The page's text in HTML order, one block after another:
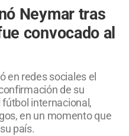
Neymar tras
convocado al
en redes sociales el
de su
internacional,
en un momento que
país.